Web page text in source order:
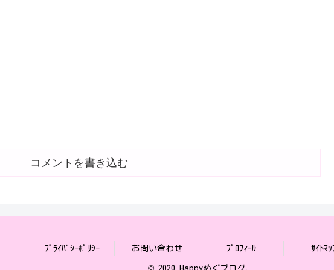
コメントを書き込む
ﾌﾟﾗｲﾊﾞｼｰﾎﾟﾘｼｰ お問い合わせ ﾌﾟﾛﾌｨ-ﾙ ｻｲﾄﾏｯ
© 2020 Happyめぐブログ.